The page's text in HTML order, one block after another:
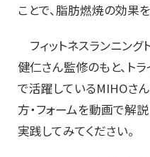
ことで、脂肪燃焼の効果
フィットネスランニン
健仁さん監修のもと、ト
で活躍しているMIHOさ
方・フォームを動画で解
実践してみてください。